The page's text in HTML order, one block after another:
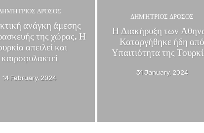
ΔΡΌΣΟΣ
ανάγκη άμεσης
της χώρας. Η
απειλεί και
καιροφυλακτεί
14 February, 2024
ΔΗΜΉΤΡΙΟΣ ΔΡΌΣΟΣ
Η Διακήρυξη των
Καταργήθηκε ήδη από
Υπαιτιότητα της
31 January, 2024